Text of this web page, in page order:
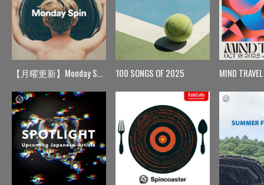
【月曜更新】Monday Spin 100 SONGS OF 2025 MIND TRAVEL